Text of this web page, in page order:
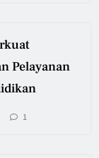
Pelayanan
1